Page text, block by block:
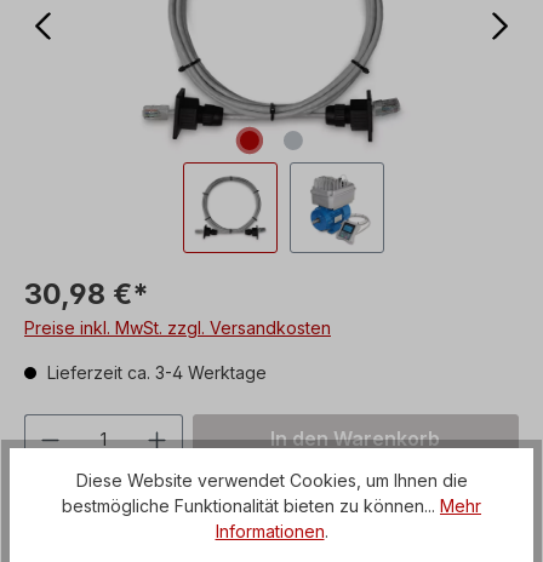
30,98 €*
Preise inkl. MwSt. zzgl. Versandkosten
Lieferzeit ca. 3-4 Werktage
Produkt Anzahl: Gib den gewünschten
In den Warenkorb
SD-Remotekabel-IP66
Diese Website verwendet Cookies, um Ihnen die
bestmögliche Funktionalität bieten zu können... Mehr
Informationen.